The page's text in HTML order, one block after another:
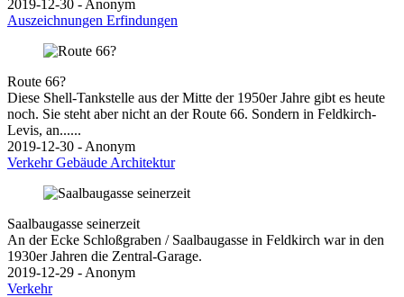
2019-12-30 - Anonym
Auszeichnungen Erfindungen
Route 66?
Diese Shell-Tankstelle aus der Mitte der 1950er Jahre gibt es heute
noch. Sie steht aber nicht an der Route 66. Sondern in Feldkirch-
Levis, an......
2019-12-30 - Anonym
VerkehrGebäude Architektur
Saalbaugasse seinerzeit
An der Ecke Schloßgraben / Saalbaugasse in Feldkirch war in den
1930er Jahren die Zentral-Garage.
2019-12-29 - Anonym
Verkehr